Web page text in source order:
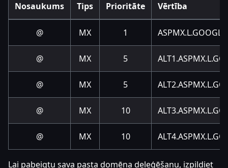
Nosaukums Tips Prioritāte Vērtība
@ MX 1
@ MX 5
@ MX 5
@ MX 10
@ MX 10
Lai pabeigtu sava pasta domēna deleģēšanu, izpildiet